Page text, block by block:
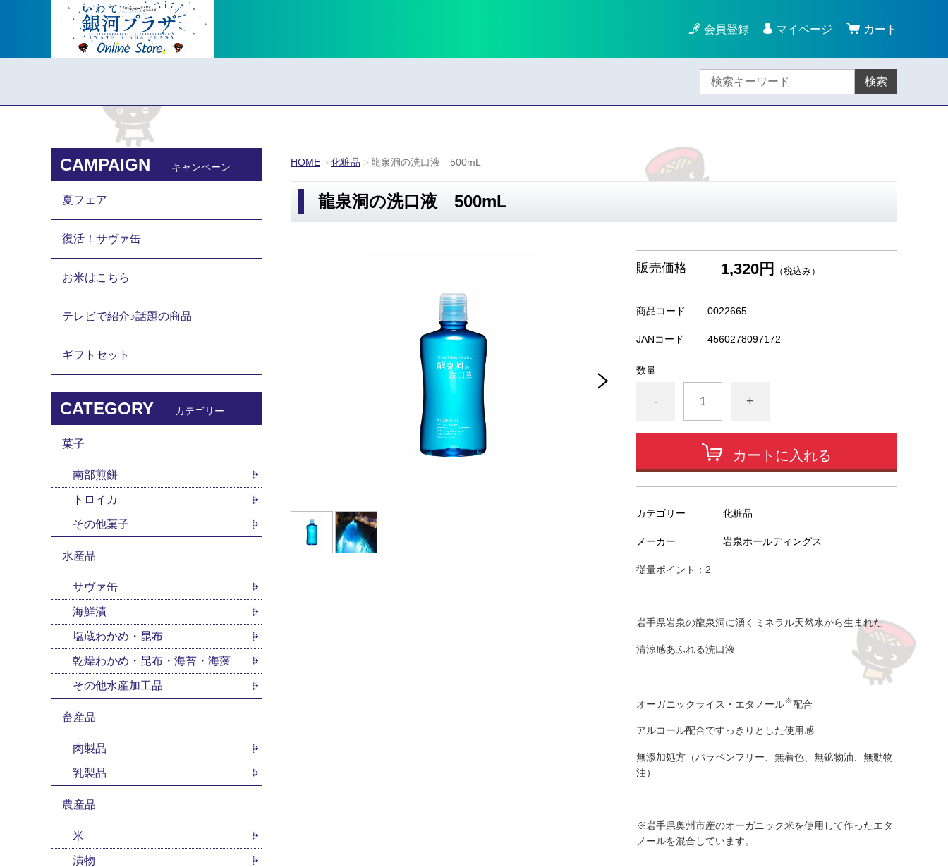
会員登録 マイページ カート
検索
HOME 化粧品 龍泉洞の洗口液 500mL
龍泉洞の洗口液 500mL
販売価格 1,320円 （税込み）
商品コード 0022665
JANコード 4560278097172
数量
- +
カートに入れる
カテゴリー 化粧品
メーカー 岩泉ホールディングス
従量ポイント：2
岩手県岩泉の龍泉洞に湧くミネラル天然水から生まれた
清涼感あふれる洗口液
オーガニックライス・エタノール※配合
アルコール配合ですっきりとした使用感
無添加処方（パラペンフリー、無着色、無鉱物油、無動物
油）
※岩手県奥州市産のオーガニック米を使用して作ったエタ
ノールを混合しています。
CAMPAIGN キャンペーン
夏フェア
復活！サヴァ缶
お米はこちら
テレビで紹介♪話題の商品
ギフトセット
CATEGORY カテゴリー
菓子
南部煎餅
トロイカ
その他菓子
水産品
サヴァ缶
海鮮漬
塩蔵わかめ・昆布
乾燥わかめ・昆布・海苔・海藻
その他水産加工品
畜産品
肉製品
乳製品
農産品
米
漬物